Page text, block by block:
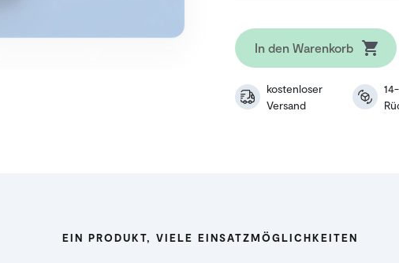
In den Warenkorb
kostenloser
Versand
EIN PRODUKT, VIELE EINSATZMÖGLICHKEITEN